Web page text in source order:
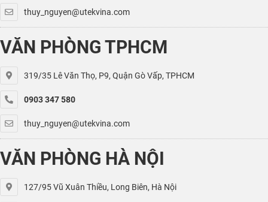
thuy_nguyen@utekvina.com
VĂN PHÒNG TPHCM
319/35 Lê Văn Thọ, P9, Quận Gò Vấp, TPHCM
0903 347 580
thuy_nguyen@utekvina.com
VĂN PHÒNG HÀ NỘI
127/95 Vũ Xuân Thiều, Long Biên, Hà Nội